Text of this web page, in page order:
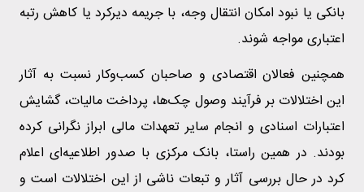
بانکی یا نبود امکان انتقال وجه، با جریمه دیرکرد یا کاهش رتبه
اعتباری مواجه شوند.
همچنین فعالان اقتصادی و صاحبان کسب‌وکار نسبت به آثار
این اختلالات بر فرآیند وصول چک‌ها، پرداخت مالیات، گشایش
اعتبارات اسنادی و انجام سایر تعهدات مالی ابراز نگرانی کرده
بودند. در همین راستا، بانک مرکزی با صدور اطلاعیه‌ای اعلام
کرد در حال بررسی آثار و تبعات ناشی از این اختلالات است و